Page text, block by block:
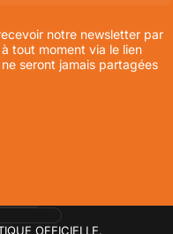
notre newsletter par
tout moment via le lien
seront jamais partagées
OFFICIELLE.